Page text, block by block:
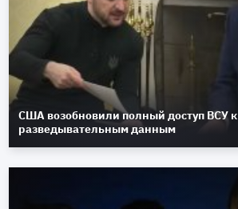
США возобновили полный доступ ВСУ к
разведывательным данным